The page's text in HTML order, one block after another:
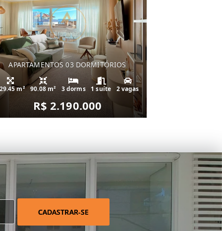
APARTAMENTOS 03 DORMITÓRIOS
m² 90.08 m² 3 dorms 1 suíte 2 vagas
R$ 2.190.000
CADASTRAR-SE